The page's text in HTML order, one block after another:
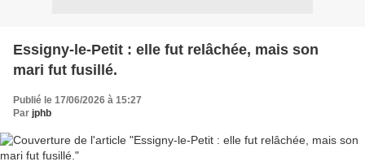
Essigny-le-Petit : elle fut relâchée, mais son
mari fut fusillé.
Publié le 17/06/2026 à 15:27
Par jphb